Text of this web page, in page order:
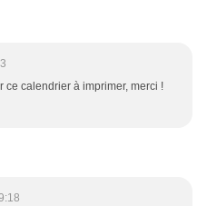
ce calendrier à imprimer, merci !